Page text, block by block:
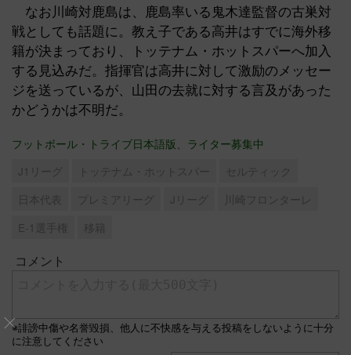
なお川崎対鹿島は、鹿島率いる鬼木達監督の古巣対
戦としても話題に。教え子である高井はすでに海外移
籍が決まっており、トッテナム・ホットスパーへ加入
する見込みだ。指揮官は高井に対して激励のメッセー
ジを送っているが、山田の去就に対する言及があった
かどうかは不明だ。
フットボール・トライブ日本語版、ライター募集中
J1リーグ トッテナム・ホットスパー
セルティック
日本代表
プレミアリーグ Jリーグ
川崎フロンターレ
E-1選手権
移籍